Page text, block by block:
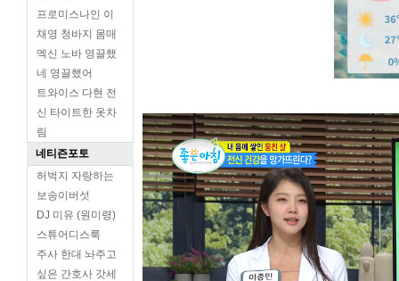
프로미스나인 이
채영 청바지 몸매
엑신 노바 영끌했
네 영끌했어
트와이스 다현 전
신 타이트한 옷차
림
네티즌포토
허벅지 자랑하는
보송이버섯
DJ 미유 (원미령)
스튜어디스룩
주사 한대 놔주고
싶은 간호사 갓세